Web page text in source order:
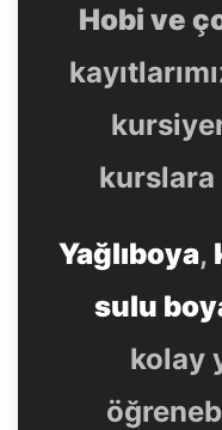
Hobi ve
kurslara
Yağlıboya,
sulu
kolay